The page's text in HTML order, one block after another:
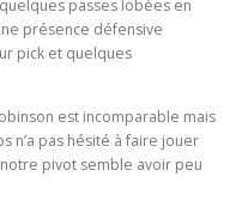
passes lobées en
présence défensive
pick et quelques
est incomparable mais
n’a pas hésité à faire jouer
pivot semble avoir peu